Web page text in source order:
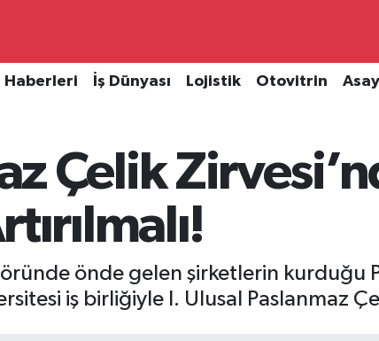
Haberleri İş Dünyası Lojistik Otovitrin
Çelik
önde gelen şirketlerin kurduğu
iş birliğiyle I. Ulusal Paslanmaz